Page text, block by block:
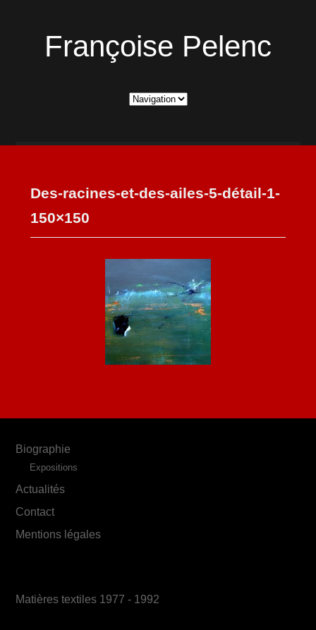
Françoise Pelenc
Des-racines-et-des-ailes-5-détail-1-
150×150
Biographie
Expositions
Actualités
Contact
Mentions légales
Matières textiles 1977 - 1992